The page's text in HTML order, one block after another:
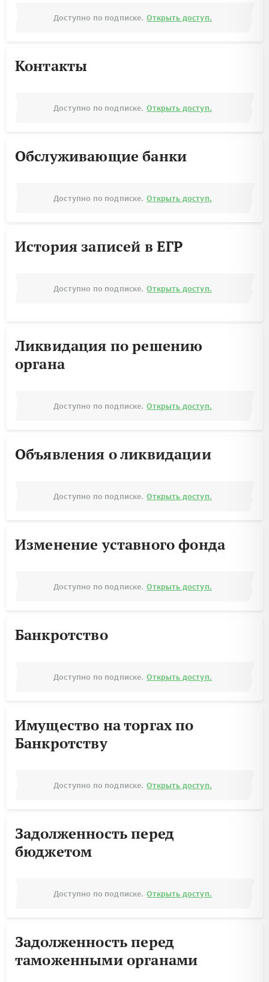
Доступно по подписке. Открыть доступ.
Контакты
Доступно по подписке. Открыть доступ.
Обслуживающие банки
Доступно по подписке. Открыть доступ.
История записей в ЕГР
Доступно по подписке. Открыть доступ.
Ликвидация по решению
органа
Доступно по подписке. Открыть доступ.
Объявления о ликвидации
Доступно по подписке. Открыть доступ.
Изменение уставного фонда
Доступно по подписке. Открыть доступ.
Банкротство
Доступно по подписке. Открыть доступ.
Имущество на торгах по
Банкротству
Доступно по подписке. Открыть доступ.
Задолженность перед
бюджетом
Доступно по подписке. Открыть доступ.
Задолженность перед
таможенными органами